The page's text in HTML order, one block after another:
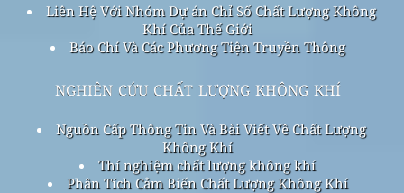
Liên Hệ Với Nhóm Dự án Chỉ Số Chất Lượng Không
Khí Của Thế Giới
Báo Chí Và Các Phương Tiện Truyền Thông
nghiên cứu chất lượng không khí
Nguồn Cấp Thông Tin Và Bài Viết Về Chất Lượng
Không Khí
Thí nghiệm chất lượng không khí
Phân Tích Cảm Biến Chất Lượng Không Khí